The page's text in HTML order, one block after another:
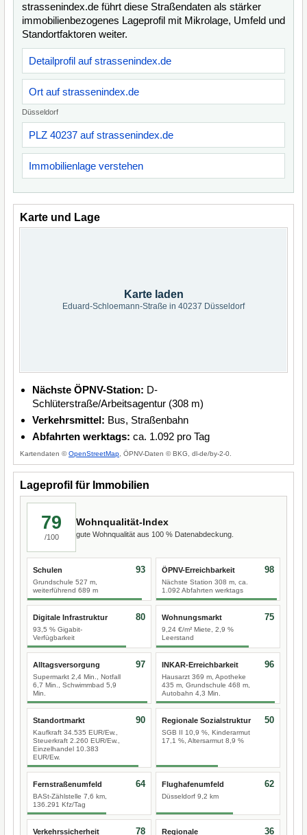
strassenindex.de führt diese Straßendaten als stärker
immobilienbezogenes Lageprofil mit Mikrolage, Umfeld und
Standortfaktoren weiter.
Detailprofil auf strassenindex.de
Ort auf strassenindex.de
Düsseldorf
PLZ 40237 auf strassenindex.de
Immobilienlage verstehen
Karte und Lage
Karte laden
Eduard-Schloemann-Straße in 40237 Düsseldorf
Nächste ÖPNV-Station: D-
Schlüterstraße/Arbeitsagentur (308 m)
Verkehrsmittel: Bus, Straßenbahn
Abfahrten werktags: ca. 1.092 pro Tag
Kartendaten ©OpenStreetMap , ÖPNV-Daten © BKG, dl-de/by-2-0.
Lageprofil für Immobilien
79
/100
Wohnqualität-Index
gute Wohnqualität aus 100 % Datenabdeckung.
Schulen
Grundschule 527 m,
weiterführend 689 m
93 ÖPNV-Erreichbarkeit
Nächste Station 308 m, ca.
1.092 Abfahrten werktags
98
Digitale Infrastruktur
93,5 % Gigabit-
Verfügbarkeit
80 Wohnungsmarkt
9,24 €/m² Miete, 2,9 %
Leerstand
75
Alltagsversorgung
Supermarkt 2,4 Min., Notfall
6,7 Min., Schwimmbad 5,9
Min.
97 INKAR-Erreichbarkeit
Hausarzt 369 m, Apotheke
435 m, Grundschule 468 m,
Autobahn 4,3 Min.
96
Standortmarkt
Kaufkraft 34.535 EUR/Ew.,
Steuerkraft 2.260 EUR/Ew.,
Einzelhandel 10.383
EUR/Ew.
90 Regionale Sozialstruktur
SGB II 10,9 %, Kinderarmut
17,1 %, Altersarmut 8,9 %
50
Fernstraßenumfeld
BASt-Zählstelle 7,6 km,
136.291 Kfz/Tag
64 Flughafenumfeld
Düsseldorf 9,2 km
62
Verkehrssicherheit 78 Regionale 36